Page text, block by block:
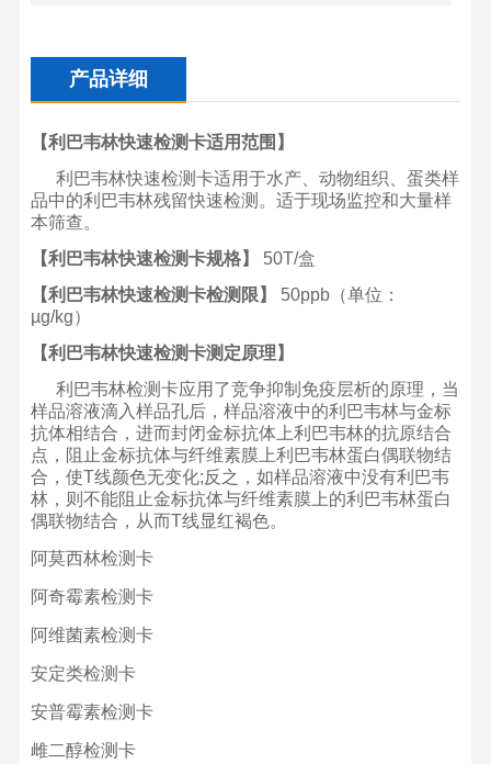
产品详细
【利巴韦林快速检测卡适用范围】
利巴韦林快速检测卡适用于水产、动物组织、蛋类样
品中的利巴韦林残留快速检测。适于现场监控和大量样
本筛查。
【利巴韦林快速检测卡规格】
50T/盒
【利巴韦林快速检测卡检测限】 50ppb（单位：
µg/kg）
【利巴韦林快速检测卡测定原理】
利巴韦林检测卡应用了竞争抑制免疫层析的原理，当
样品溶液滴入样品孔后，样品溶液中的利巴韦林与金标
抗体相结合，进而封闭金标抗体上利巴韦林的抗原结合
点，阻止金标抗体与纤维素膜上利巴韦林蛋白偶联物结
合，使T线颜色无变化;反之，如样品溶液中没有利巴韦
林，则不能阻止金标抗体与纤维素膜上的利巴韦林蛋白
偶联物结合，从而T线显红褐色。
阿莫西林检测卡
阿奇霉素检测卡
阿维菌素检测卡
安定类检测卡
安普霉素检测卡
雌二醇检测卡